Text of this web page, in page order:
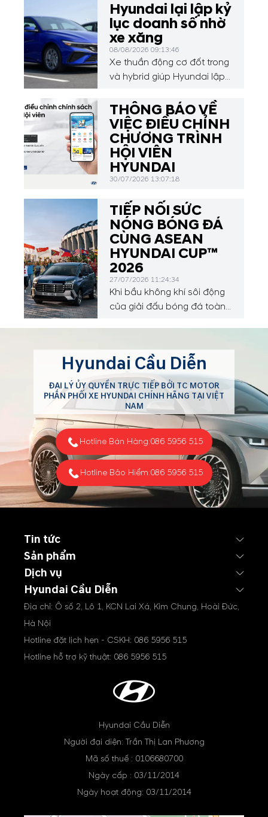
Hyundai lại lập kỷ
lục doanh số nhờ
xe xăng
08/08/2026 09:13:46
Xe thuần động cơ đốt trong
và hybrid giúp Hyundai lập
trong khi xe điện sụt giảm
mạnh.
THÔNG BÁO VỀ
VIỆC ĐIỀU CHỈNH
CHƯƠNG TRÌNH
HỘI VIÊN
HYUNDAI
30/07/2026 13:07:18
TIẾP NỐI SỨC
NÓNG BÓNG ĐÁ
CÙNG ASEAN
HYUNDAI CUP™
2026
27/07/2026 11:24:34
Khi bầu không khí sôi động
của giải đấu bóng đá toàn
tục hướng về Đông Nam Á
với ASEAN Hyundai Cup™
2026, diễn ra từ ngày 24
tháng 7 đến ngày 26 tháng
8 năm 2026.
Hyundai Cầu Diễn
ĐẠI LÝ ỦY QUYỀN TRỰC TIẾP BỞI TC MOTOR
PHÂN PHỐI XE HYUNDAI CHÍNH HÃNG TẠI VIỆT
NAM
Hotline Bán Hàng:086 5956 515
Hotline Bảo Hiểm:086 5956 515
Tin tức
Sản phẩm
Dịch vụ
Hyundai Cầu Diễn
Địa chỉ: Ô số 2, Lô 1, KCN Lai Xá, Kim Chung, Hoài Đức,
Hà Nội
Hotline đặt lịch hẹn - CSKH: 086 5956 515
Hotline hỗ trợ kỹ thuật: 086 5956 515
Hyundai Cầu Diễn
Người đại diện: Trần Thị Lan Phương
Mã số thuế : 0106680700
Ngày cấp : 03/11/2014
Ngày hoạt động: 03/11/2014